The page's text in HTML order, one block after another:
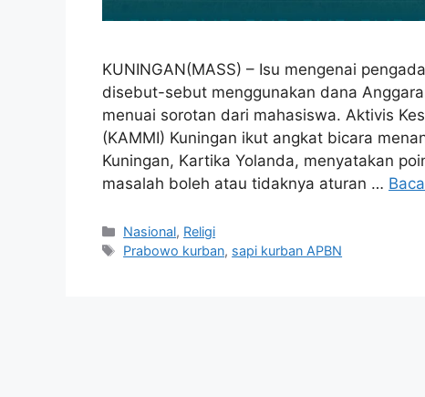
KUNINGAN(MASS) – Isu mengenai
disebut-sebut menggunakan dana
menuai sorotan dari mahasiswa. Aktivis
(KAMMI) Kuningan ikut angkat bicara
Kuningan, Kartika Yolanda, menyatakan
masalah boleh atau tidaknya aturan …
Kategori
Nasional, Religi
Tag
Prabowo kurban, sapi kurban APBN